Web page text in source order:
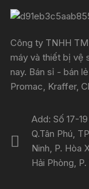
Công ty TNHH
máy và thiết bị vệ
nay. Bán sỉ - bán
Promac, Kraffer,
Add: Số 17-
Q.Tân Phú,
Ninh, P. Hòa
Hải Phòng,